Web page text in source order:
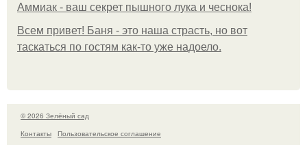
Аммиак - ваш секрет пышного лука и чеснока!
Всем привет! Баня - это наша страсть, но вот
таскаться по гостям как-то уже надоело.
© 2026 Зелёный сад
Контакты
Пользовательское соглашение